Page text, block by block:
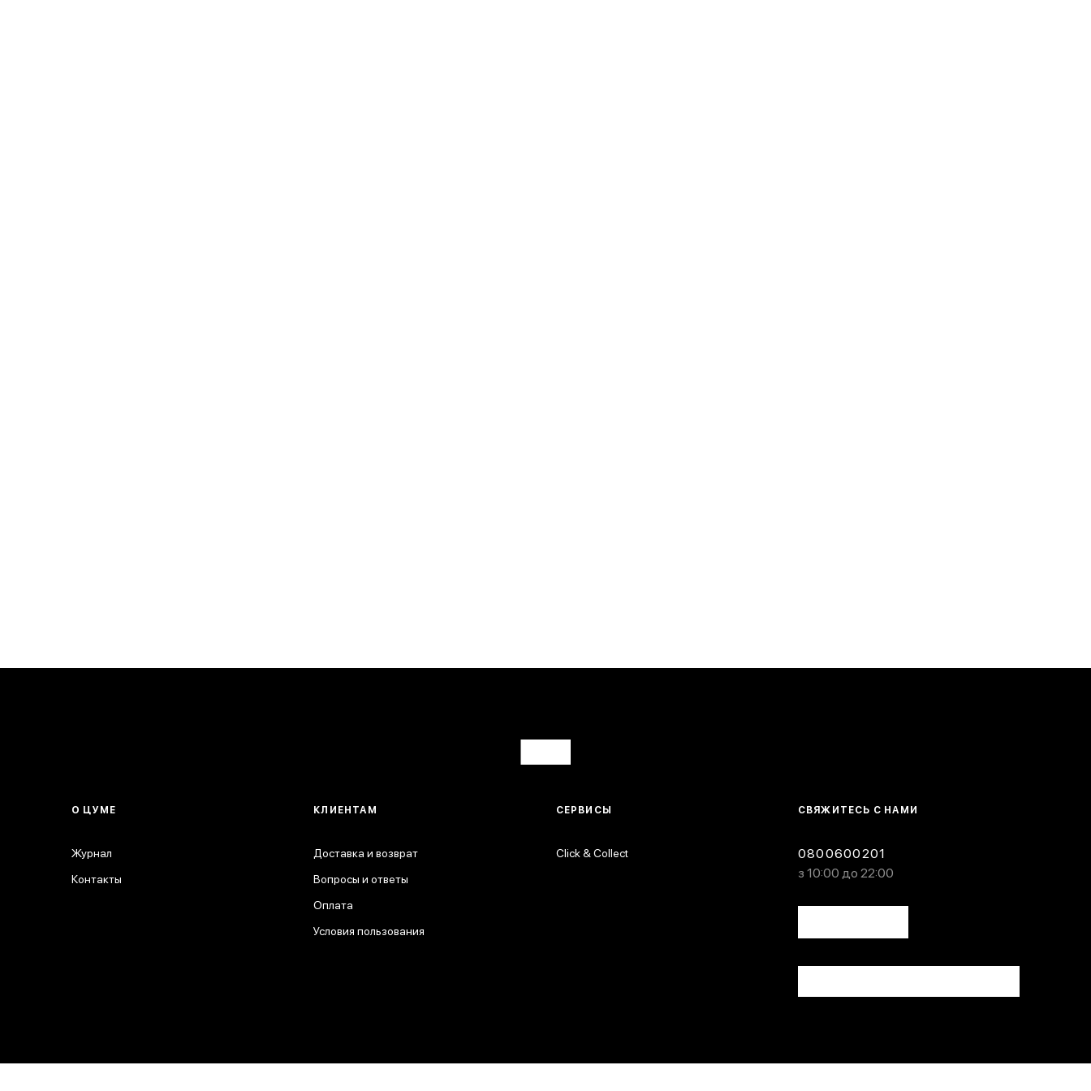
СВЯЖИТЕСЬ С НАМИ
0800600201
з 10:00 до 22:00
О ЦУМЕ
Журнал
Контакты
КЛИЕНТАМ
Доставка и возврат
Вопросы и ответы
Оплата
Условия пользования
СЕРВИСЫ
Click & Collect